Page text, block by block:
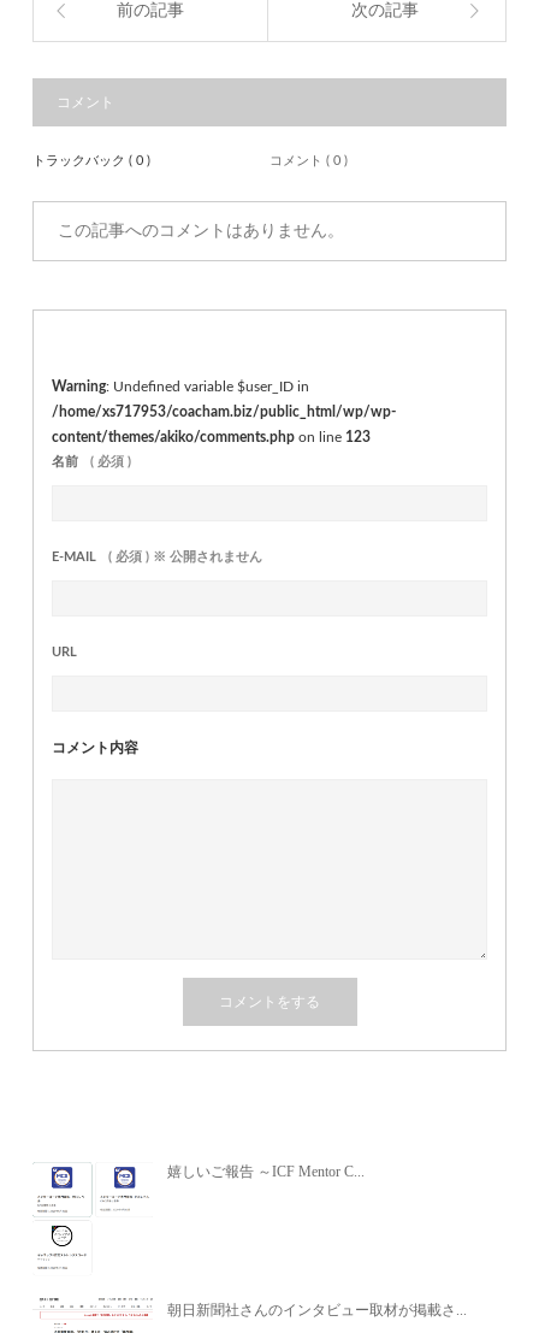
前の記事 次の記事
コメント
トラックバック ( 0 ) コメント ( 0 )
この記事へのコメントはありません。
Warning : Undefined variable $user_ID in
/home/xs717953/coacham.biz/public_html/wp/wp-
content/themes/akiko/comments.php on line 123
名前 ( 必須 )
E-MAIL ( 必須 ) ※ 公開されません
URL
コメント内容
嬉しいご報告 ～ICF Mentor C...
朝日新聞社さんのインタビュー取材が掲載さ...